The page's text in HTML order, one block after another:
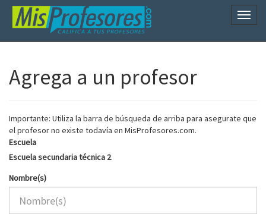
Agrega a un profesor
Importante: Utiliza la barra de búsqueda de arriba para asegurate que
el profesor no existe todavía en MisProfesores.com.
Escuela
Escuela secundaria técnica 2
Nombre(s)